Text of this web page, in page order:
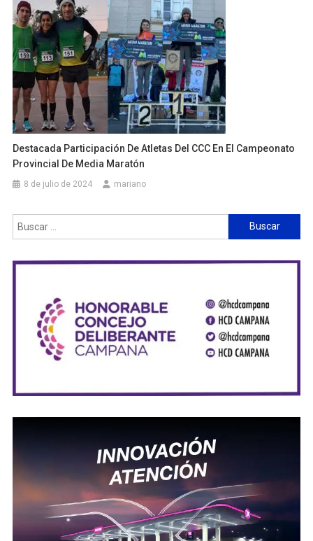
Destacada Participación De Atletas Del CCC En El Campeonato
Provincial De Media Maratón
8 de julio de 2024 mariano
Buscar: